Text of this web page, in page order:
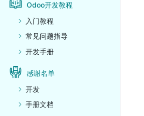
Odoo开发教程
入门教程
常见问题指导
开发手册
感谢名单
开发
手册文档